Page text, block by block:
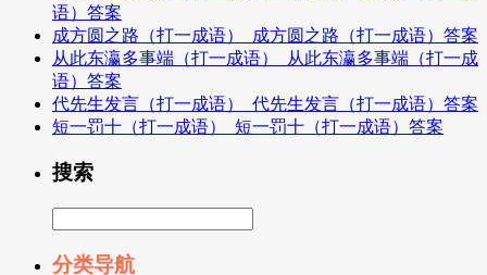
语）答案
成方圆之路（打一成语）_成方圆之路（打一成语）答案
从此东瀛多事端（打一成语）_从此东瀛多事端（打一成
语）答案
代先生发言（打一成语）_代先生发言（打一成语）答案
短一罚十（打一成语）_短一罚十（打一成语）答案
搜索
分类导航